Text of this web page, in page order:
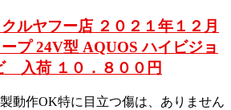
ルヤフー店 ２０２１年１２月
プ 24V型 AQUOS ハイビジョ
入荷 １０．８００円
製動作OK特に目立つ傷は、ありません